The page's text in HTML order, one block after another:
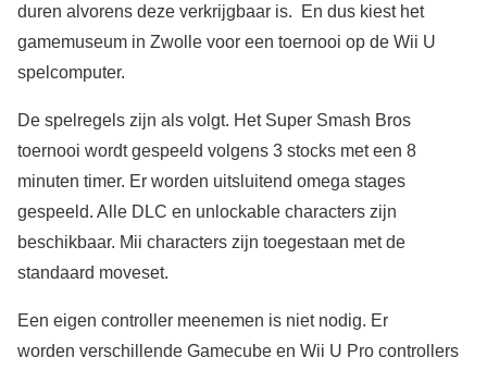
duren alvorens deze verkrijgbaar is. En dus kiest het
gamemuseum in Zwolle voor een toernooi op de Wii U
spelcomputer.
De spelregels zijn als volgt. Het Super Smash Bros
toernooi wordt gespeeld volgens 3 stocks met een 8
minuten timer. Er worden uitsluitend omega stages
gespeeld. Alle DLC en unlockable characters zijn
beschikbaar. Mii characters zijn toegestaan met de
standaard moveset.
Een eigen controller meenemen is niet nodig. Er
worden verschillende Gamecube en Wii U Pro controllers